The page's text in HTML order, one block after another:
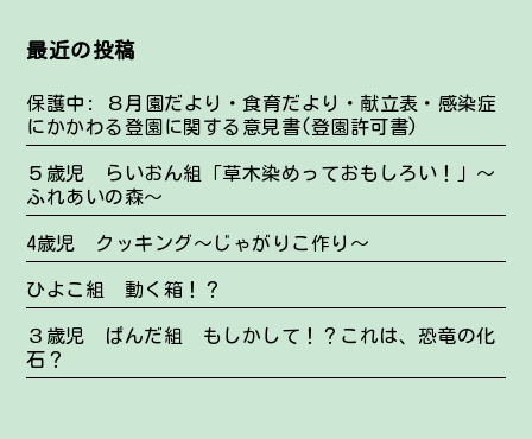
最近の投稿
保護中: ８月園だより・食育だより・献立表・感染症
にかかわる登園に関する意見書(登園許可書)
５歳児 らいおん組「草木染めっておもしろい！」～
ふれあいの森～
4歳児 クッキング～じゃがりこ作り～
ひよこ組 動く箱！？
３歳児 ぱんだ組 もしかして！？これは、恐竜の化
石？